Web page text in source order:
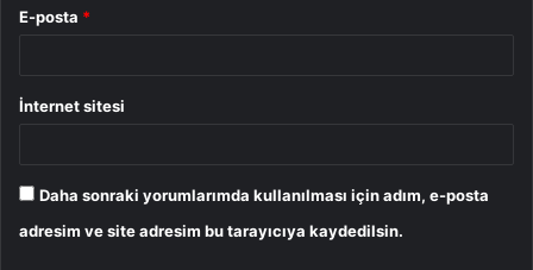
E-posta *
İnternet sitesi
Daha sonraki yorumlarımda kullanılması için adım, e-posta
adresim ve site adresim bu tarayıcıya kaydedilsin.